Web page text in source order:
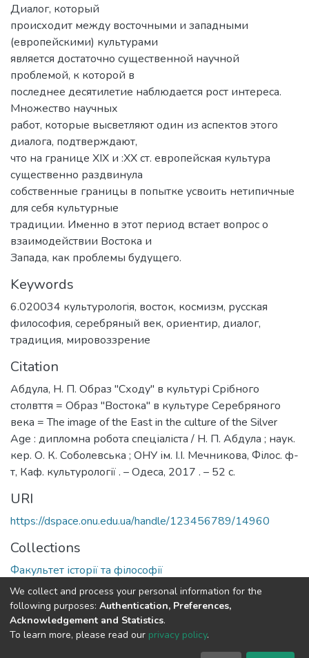
Диалог, который
происходит между восточными и западными
(европейскими) культурами
является достаточно существенной научной
проблемой, к которой в
последнее десятилетие наблюдается рост интереса.
Множество научных
работ, которые высветляют один из аспектов этого
диалога, подтверждают,
что на границе XIX и :ХХ ст. европейская культура
существенно раздвинула
собственные границы в попытке усвоить нетипичные
для себя культурные
традиции. Именно в этот период встает вопрос о
взаимодействии Востока и
Запада, как проблемы будущего.
Keywords
6.020034 культурологiя, восток, космизм, русская
философия, серебряный век, ориентир, диалог,
традиция, мировоззрение
Citation
Абдула, Н. П. Образ "Сходу" в культурі Срібного
столвття = Образ "Востока" в культуре Серебряного
века = The image of the East in the culture of the Silver
Age : дипломна робота спеціаліста / Н. П. Абдула ; наук.
кер. О. К. Соболевська ; ОНУ ім. І.І. Мечникова, Філос. ф-
т, Каф. культурології . – Одеса, 2017 . – 52 с.
URI
https://dspace.onu.edu.ua/handle/123456789/14960
Collections
Факультет історії та філософії
Full item page
DSpace software copyright © 2009-2026
We collect and process your personal information for the
following purposes: Authentication, Preferences,
Acknowledgement and Statistics.
To learn more, please read our privacy policy.